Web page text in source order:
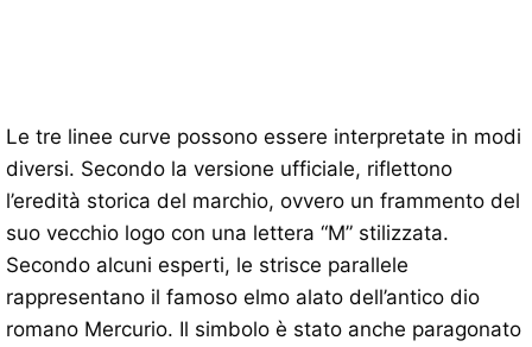
Le tre linee curve possono essere interpretate in modi
diversi. Secondo la versione ufficiale, riflettono
l’eredità storica del marchio, ovvero un frammento del
suo vecchio logo con una lettera “M” stilizzata.
Secondo alcuni esperti, le strisce parallele
rappresentano il famoso elmo alato dell’antico dio
romano Mercurio. Il simbolo è stato anche paragonato